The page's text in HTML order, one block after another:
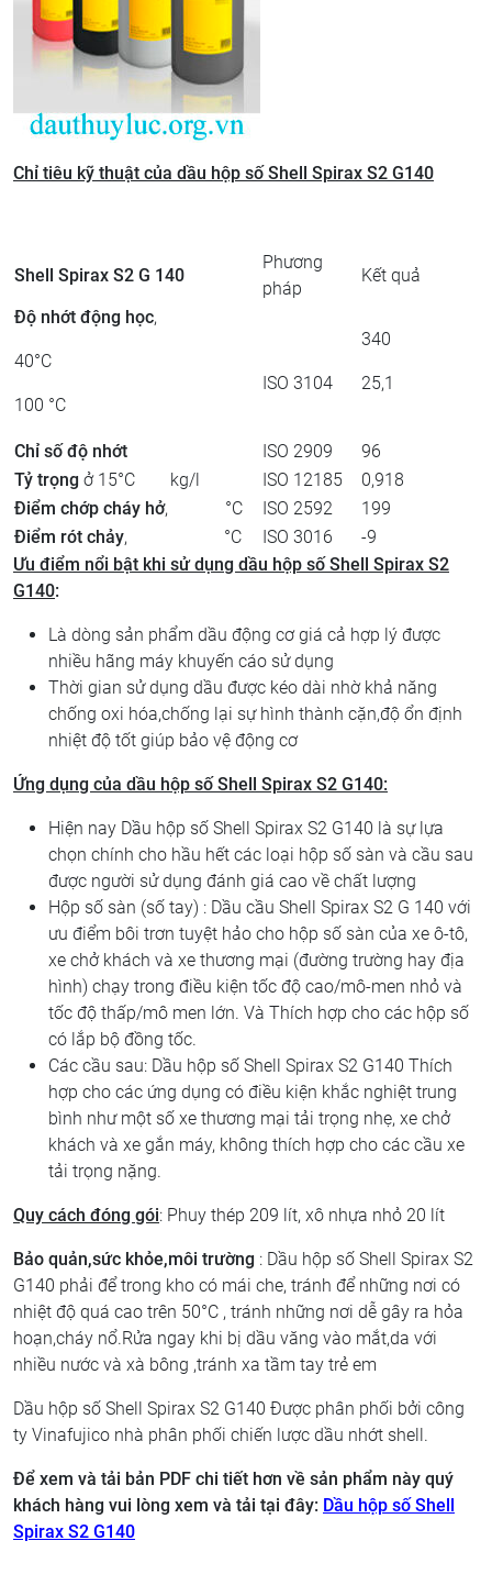
Chỉ tiêu kỹ thuật của dầu hộp số Shell Spirax S2 G140
Shell Spirax S2 G 140
Phương
pháp
Kết quả
Độ nhớt động học,
40°C
100 °C
ISO 3104
340
25,1
Chỉ số độ nhớt ISO 2909
96
Tỷ trọng ở 15°C kg/l ISO 12185
0,918
Điểm chớp cháy hở, °C ISO 2592
199
Điểm rót chảy, °C ISO 3016
-9
Ưu điểm nổi bật khi sử dụng dầu hộp số Shell Spirax S2
G140:
Là dòng sản phẩm dầu động cơ giá cả hợp lý được
nhiều hãng máy khuyến cáo sử dụng
Thời gian sử dụng dầu được kéo dài nhờ khả năng
chống oxi hóa,chống lại sự hình thành cặn,độ ổn định
nhiệt độ tốt giúp bảo vệ động cơ
Ứng dụng của dầu hộp số Shell Spirax S2 G140:
Hiện nay Dầu hộp số Shell Spirax S2 G140 là sự lựa
chọn chính cho hầu hết các loại hộp số sàn và cầu sau
được người sử dụng đánh giá cao về chất lượng
Hộp số sàn (số tay) : Dầu cầu Shell Spirax S2 G 140 với
ưu điểm bôi trơn tuyệt hảo cho hộp số sàn của xe ô-tô,
xe chở khách và xe thương mại (đường trường hay địa
hình) chạy trong điều kiện tốc độ cao/mô-men nhỏ và
tốc độ thấp/mô men lớn. Và Thích hợp cho các hộp số
có lắp bộ đồng tốc.
Các cầu sau: Dầu hộp số Shell Spirax S2 G140 Thích
hợp cho các ứng dụng có điều kiện khắc nghiệt trung
bình như một số xe thương mại tải trọng nhẹ, xe chở
khách và xe gắn máy, không thích hợp cho các cầu xe
tải trọng nặng.
Quy cách đóng gói: Phuy thép 209 lít, xô nhựa nhỏ 20 lít
Bảo quản,sức khỏe,môi trường : Dầu hộp số Shell Spirax S2
G140 phải để trong kho có mái che, tránh để những nơi có
nhiệt độ quá cao trên 50°C , tránh những nơi dễ gây ra hỏa
hoạn,cháy nổ.Rửa ngay khi bị dầu văng vào mắt,da với
nhiều nước và xà bông ,tránh xa tầm tay trẻ em
Dầu hộp số Shell Spirax S2 G140 Được phân phối bởi công
ty Vinafujico nhà phân phối chiến lược dầu nhớt shell.
Để xem và tải bản PDF chi tiết hơn về sản phẩm này quý
khách hàng vui lòng xem và tải tại đây: Dầu hộp số Shell
Spirax S2 G140